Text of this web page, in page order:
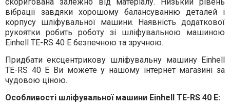
вібрації завдяки хорошому балансуванню деталей і
корпусу шліфувальної машини. Наявність додаткової
рукоятки робить роботу зі шліфувальною машиною
Einhell TE-RS 40 E безпечною та зручною.
Придбати ексцентрикову шліфувальну машину Einhell
TE-RS 40 E Ви можете у нашому інтернет магазині за
чудовою ціною.
Особливості шліфувальної машини Einhell TE-RS 40 E: